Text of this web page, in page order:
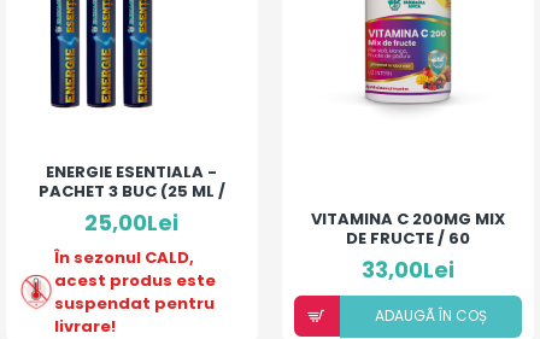
ENERGIE ESENTIALA -
PACHET 3 BUC (25 ML /
MONODOZA)
25,00Lei
În sezonul CALD,
acest produs este
suspendat pentru
livrare!
VITAMINA C 200MG MIX
DE FRUCTE / 60
COMPRIMATE
33,00Lei
ADAUGÃ ÎN COȘ